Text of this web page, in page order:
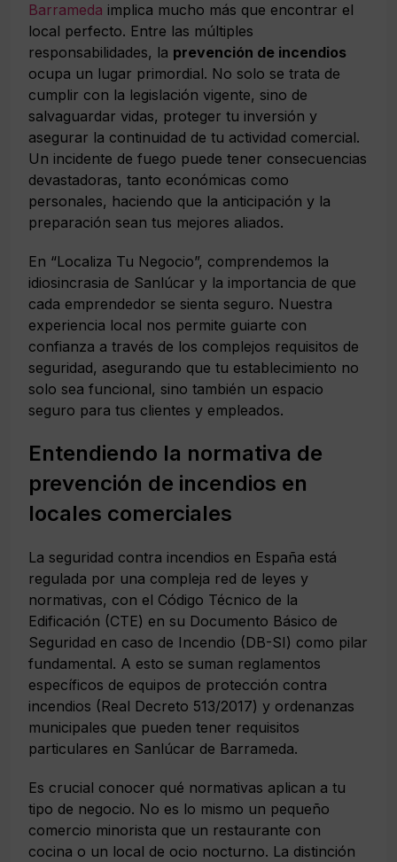
Barrameda implica mucho más que encontrar el
local perfecto. Entre las múltiples
responsabilidades, la prevención de incendios
ocupa un lugar primordial. No solo se trata de
cumplir con la legislación vigente, sino de
salvaguardar vidas, proteger tu inversión y
asegurar la continuidad de tu actividad comercial.
Un incidente de fuego puede tener consecuencias
devastadoras, tanto económicas como
personales, haciendo que la anticipación y la
preparación sean tus mejores aliados.
En “Localiza Tu Negocio”, comprendemos la
idiosincrasia de Sanlúcar y la importancia de que
cada emprendedor se sienta seguro. Nuestra
experiencia local nos permite guiarte con
confianza a través de los complejos requisitos de
seguridad, asegurando que tu establecimiento no
solo sea funcional, sino también un espacio
seguro para tus clientes y empleados.
Entendiendo la normativa de
prevención de incendios en
locales comerciales
La seguridad contra incendios en España está
regulada por una compleja red de leyes y
normativas, con el Código Técnico de la
Edificación (CTE) en su Documento Básico de
Seguridad en caso de Incendio (DB-SI) como pilar
fundamental. A esto se suman reglamentos
específicos de equipos de protección contra
incendios (Real Decreto 513/2017) y ordenanzas
municipales que pueden tener requisitos
particulares en Sanlúcar de Barrameda.
Es crucial conocer qué normativas aplican a tu
tipo de negocio. No es lo mismo un pequeño
comercio minorista que un restaurante con
cocina o un local de ocio nocturno. La distinción